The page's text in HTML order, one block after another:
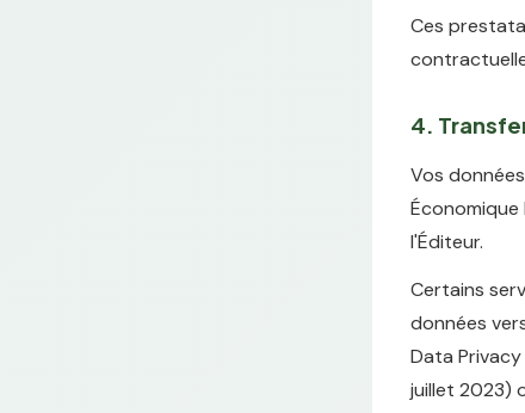
Ces
4.
Vos
l'Éditeur.
Certains
données
Data
juillet 2023)